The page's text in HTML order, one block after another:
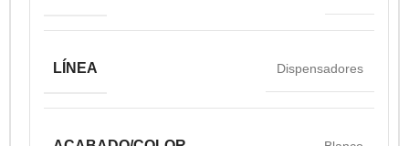
LÍNEA Dispensadores